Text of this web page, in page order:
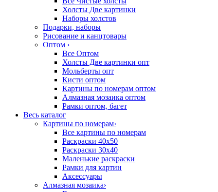
Холсты Две картинки
Наборы холстов
Подарки, наборы
Рисование и канцтовары
Оптом ›
Все Оптом
Холсты Две картинки опт
Мольберты опт
Кисти оптом
Картины по номерам оптом
Алмазная мозаика оптом
Рамки оптом, багет
Весь каталог
Картины по номерам›
Все картины по номерам
Раскраски 40х50
Раскраски 30х40
Маленькие раскраски
Рамки для картин
Аксессуары
Алмазная мозаика›